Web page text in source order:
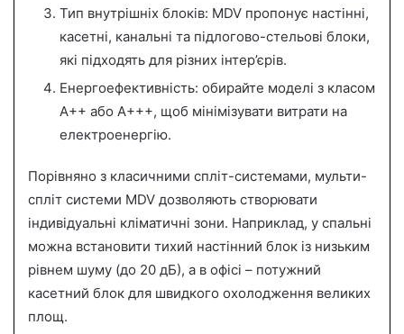
Тип внутрішніх блоків: MDV пропонує настінні,
касетні, канальні та підлогово-стельові блоки,
які підходять для різних інтер’єрів.
Енергоефективність: обирайте моделі з класом
A++ або A+++, щоб мінімізувати витрати на
електроенергію.
Порівняно з класичними спліт-системами, мульти-
спліт системи MDV дозволяють створювати
індивідуальні кліматичні зони. Наприклад, у спальні
можна встановити тихий настінний блок із низьким
рівнем шуму (до 20 дБ), а в офісі – потужний
касетний блок для швидкого охолодження великих
площ.